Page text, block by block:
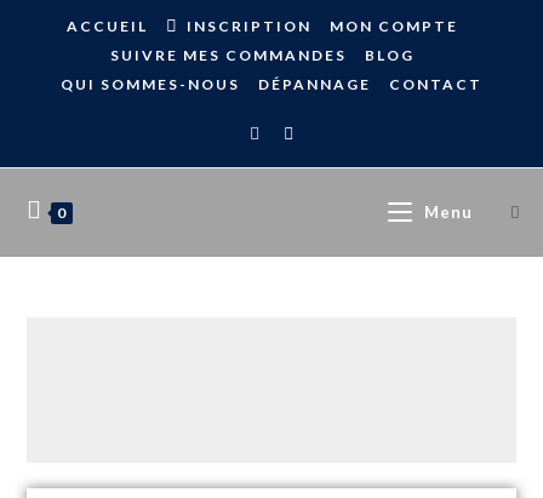
ACCUEIL INSCRIPTION
MON COMPTE
SUIVRE MES COMMANDES
BLOG
QUI SOMMES-NOUS
DÉPANNAGE CONTACT
0 Menu